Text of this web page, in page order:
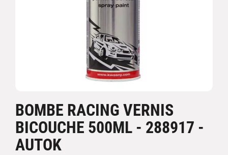
BOMBE RACING VERNIS
BICOUCHE 500ML - 288917 -
AUTOK